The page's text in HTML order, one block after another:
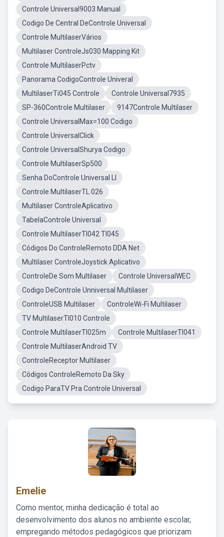
Controle Universal9003 Manual
Codigo De Central DeControle Universal
Controle MultilaserVários
Multilaser ControleJs030 Mapping Kit
Controle MultilaserPctv
Panorama CodigoControle Univeral
MultilaserTi045 Controle
Controle Universal7935
SP-360Controle Multilaser
9147Controle Multilaser
Controle UniversalMax=100 Codigo
Controle UniversalClick
Controle UniversalShurya Codigo
Controle MultilaserSp500
Senha DoControle Universal Ll
Controle MultilaserTL 026
Multilaser ControleAplicativo
TabelaControle Universal
Controle MultilaserTl042 Tl045
Códigos Do ControleRemoto DDA Net
Multilaser ControleJoystick Aplicativo
ControleDe Som Multilaser
Controle UniversalWEC
Codigo DeControle Unniversal Multilaser
ControleUSB Multilaser
ControleWi-Fi Multilaser
TV MultilaserTl010 Controle
Controle MultilaserTl025m
Controle MultilaserTl041
Controle MultilaserAndroid TV
ControleReceptor Multilaser
Códigos ControleRemoto Da Sky
Codigo ParaTV Pra Controle Universal
Emelie
Como mentor, minha dedicação é total ao
desenvolvimento dos alunos no ambiente escolar,
empregando métodos pedagógicos que priorizam